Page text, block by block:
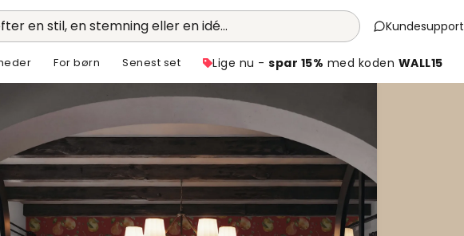
en stil, en stemning eller en idé... Kundesupport
For børn Senest set Lige nu - spar 15% med koden WALL15